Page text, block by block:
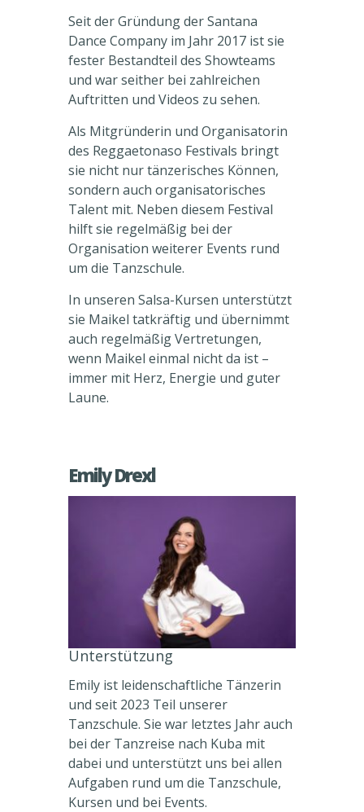
Seit der Gründung der Santana
Dance Company im Jahr 2017 ist sie
fester Bestandteil des Showteams
und war seither bei zahlreichen
Auftritten und Videos zu sehen.
Als Mitgründerin und Organisatorin
des Reggaetonaso Festivals bringt
sie nicht nur tänzerisches Können,
sondern auch organisatorisches
Talent mit. Neben diesem Festival
hilft sie regelmäßig bei der
Organisation weiterer Events rund
um die Tanzschule.
In unseren Salsa-Kursen unterstützt
sie Maikel tatkräftig und übernimmt
auch regelmäßig Vertretungen,
wenn Maikel einmal nicht da ist –
immer mit Herz, Energie und guter
Laune.
Emily Drexl
Unterstützung
Emily ist leidenschaftliche Tänzerin
und seit 2023 Teil unserer
Tanzschule. Sie war letztes Jahr auch
bei der Tanzreise nach Kuba mit
dabei und unterstützt uns bei allen
Aufgaben rund um die Tanzschule,
Kursen und bei Events.